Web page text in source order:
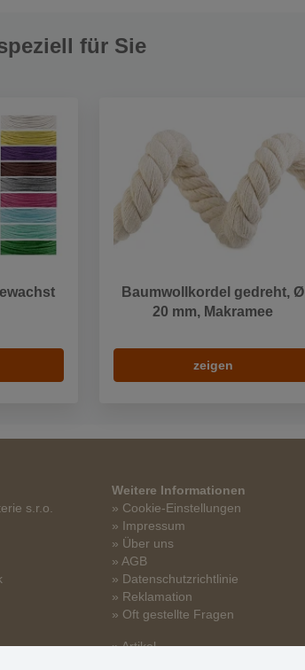
für Sie
Baumwollkordel gedreht, Ø
20 mm, Makramee
zeigen
s.r.o.
Weitere Informationen
» Cookie-Einstellungen
» Impressum
» Über uns
» AGB
» Datenschutzrichtlinie
» Reklamation
» Oft gestellte Fragen
» Artikel